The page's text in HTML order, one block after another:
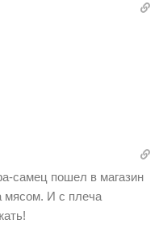
самец пошел в магазин
мясом. И с плеча